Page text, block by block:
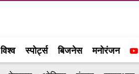
विश्व स्पोर्ट्स बिजनेस मनोरंजन